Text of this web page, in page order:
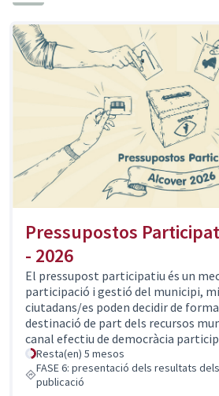
Pressupostos
- 2026
El pressupost participatiu és un
participació i gestió del municipi,
ciutadans/es poden decidir de
destinació de part dels recursos
canal efectiu de democràcia
Resta(en) 5 mesos
FASE 6: presentació dels resultats
publicació